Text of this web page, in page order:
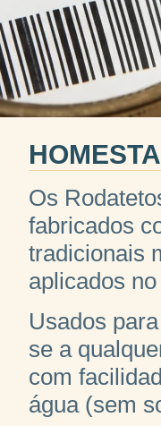
Os
fabricados
tradicionais
aplicados
Usados
se a
com
água (sem